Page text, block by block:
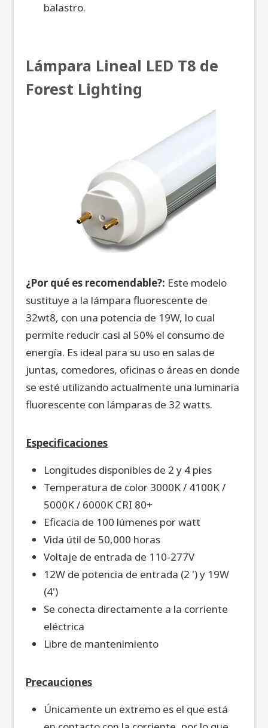
balastro.
Lámpara Lineal LED T8 de
Forest Lighting
¿Por qué es recomendable?: Este modelo
sustituye a la lámpara fluorescente de
32wt8, con una potencia de 19W, lo cual
permite reducir casi al 50% el consumo de
energía. Es ideal para su uso en salas de
juntas, comedores, oficinas o áreas en donde
se esté utilizando actualmente una luminaria
fluorescente con lámparas de 32 watts.
Especificaciones
Longitudes disponibles de 2 y 4 pies
Temperatura de color 3000K / 4100K /
5000K / 6000K CRI 80+
Eficacia de 100 lúmenes por watt
Vida útil de 50,000 horas
Voltaje de entrada de 110-277V
12W de potencia de entrada (2 ') y 19W
(4')
Se conecta directamente a la corriente
eléctrica
Libre de mantenimiento
Precauciones
Únicamente un extremo es el que está